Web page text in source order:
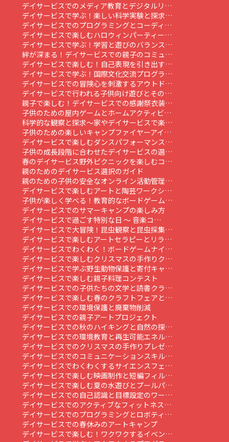
デイサービスでのメディア教育とデジタルリ…
デイサービスで学ぶ！楽しい科学実験と探求…
デイサービスでのプログラミングとコーディ…
デイサービスで楽しむハロウィンパーティー…
デイサービスで学ぶ！学習と遊びのバランス…
絆が深まる！デイサービスでの親子のコミュ…
デイサービスで楽しむ！自己表現を引き出す…
デイサービスで学ぶ！国際文化交流プログラ…
デイサービスでの冒険心を刺激するアウトド…
デイサービスで行われる子供向け遊びとその…
親子で楽しむ！デイサービスでの感謝祭衣装…
子供のための屋内ゲームとホームアクティビ…
科学的な観察と探求～家やデイサービスで楽…
子供のための楽しいキャンプファイヤーアイ…
デイサービスで楽しむダンスパフォーマンス…
子供の成長段階に合わせたデイサービスの選…
春のデイサービス野外ピクニックを楽しむコ…
親のためのデイサービス選択のガイド
親のための子供の安全なオンライン活動管理…
デイサービスで楽しむアートと陶芸ワークシ…
子供が楽しく学べる！教育的なボードゲーム…
デイサービスでのサマーキャンプの楽しみ方
デイサービスで過ごす特別な日 ～ 音楽コ…
デイサービスで大冒険！昆虫観察と昆虫採集…
デイサービスで楽しむアートセラピーとリラ…
デイサービスでわくわく！ボードゲームナイ…
デイサービスで楽しむクリスマスの手作りク…
デイサービスで学ぶ野生動物保護と寄付キャ…
デイサービスで楽しむ親子料理コンテスト
デイサービスでの子供たちの文学と読書クラ…
デイサービスで楽しむ春のクラフトフェアと…
デイサービスでの環境保護と廃棄物削減
デイサービスでの親子アートプロジェクト
デイサービスでの秋のハイキングと自然の探…
デイサービスでの環境教育と再生可能エネル…
デイサービスでのクリスマスの手作りプレゼ…
デイサービスでのコミュニケーションスキル…
デイサービスでわくわくするサイエンスフェ…
デイサービスで楽しむ映画制作と短編フィル…
デイサービスで楽しむ夏の水遊びとプールパ…
デイサービスでの自己認識と目標設定のワー…
デイサービスでのアクティブなフィットネス…
デイサービスでのプログラミングとロボティ…
デイサービスでの春休みのアートキャンプ
デイサービスで楽しむ！ワクワクするイベン…